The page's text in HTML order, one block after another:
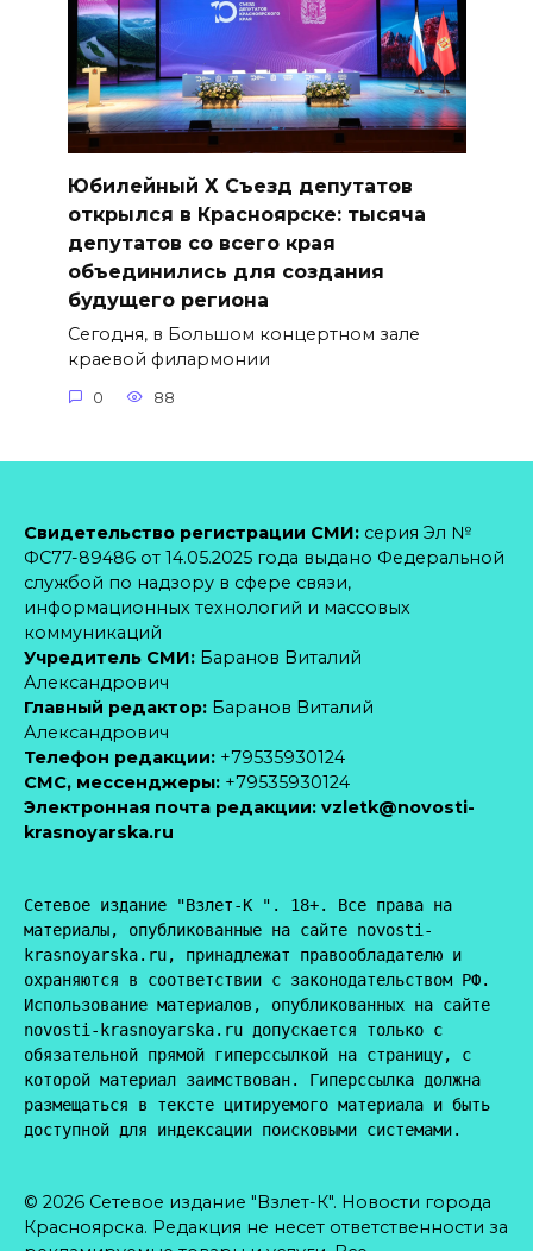
Юбилейный Х Съезд депутатов
открылся в Красноярске: тысяча
депутатов со всего края
объединились для создания
будущего региона
Сегодня, в Большом концертном зале
краевой филармонии
0 88
Свидетельство регистрации СМИ: серия Эл №
ФС77-89486 от 14.05.2025 года выдано Федеральной
службой по надзору в сфере связи,
информационных технологий и массовых
коммуникаций
Учредитель СМИ: Баранов Виталий
Александрович
Главный редактор: Баранов Виталий
Александрович
Телефон редакции: +79535930124
CМС, мессенджеры: +79535930124
Электронная почта редакции: vzletk@novosti-
krasnoyarska.ru
Сетевое издание "Взлет-К ". 18+. Все права на
материалы, опубликованные на сайте novosti-
krasnoyarska.ru, принадлежат правообладателю и
охраняются в соответствии с законодательством РФ.
Использование материалов, опубликованных на сайте
novosti-krasnoyarska.ru допускается только с
обязательной прямой гиперссылкой на страницу, с
которой материал заимствован. Гиперссылка должна
размещаться в тексте цитируемого материала и быть
доступной для индексации поисковыми системами.
© 2026 Сетевое издание "Взлет-К". Новости города
Красноярска. Редакция не несет ответственности за